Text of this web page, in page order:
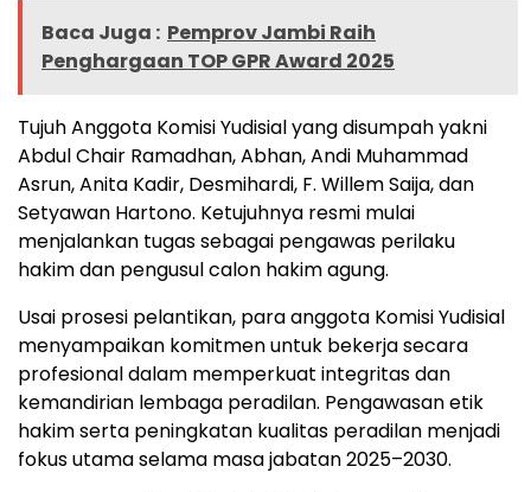
Baca Juga : Pemprov Jambi Raih
Penghargaan TOP GPR Award 2025
Tujuh Anggota Komisi Yudisial yang disumpah yakni
Abdul Chair Ramadhan, Abhan, Andi Muhammad
Asrun, Anita Kadir, Desmihardi, F. Willem Saija, dan
Setyawan Hartono. Ketujuhnya resmi mulai
menjalankan tugas sebagai pengawas perilaku
hakim dan pengusul calon hakim agung.
Usai prosesi pelantikan, para anggota Komisi Yudisial
menyampaikan komitmen untuk bekerja secara
profesional dalam memperkuat integritas dan
kemandirian lembaga peradilan. Pengawasan etik
hakim serta peningkatan kualitas peradilan menjadi
fokus utama selama masa jabatan 2025–2030.